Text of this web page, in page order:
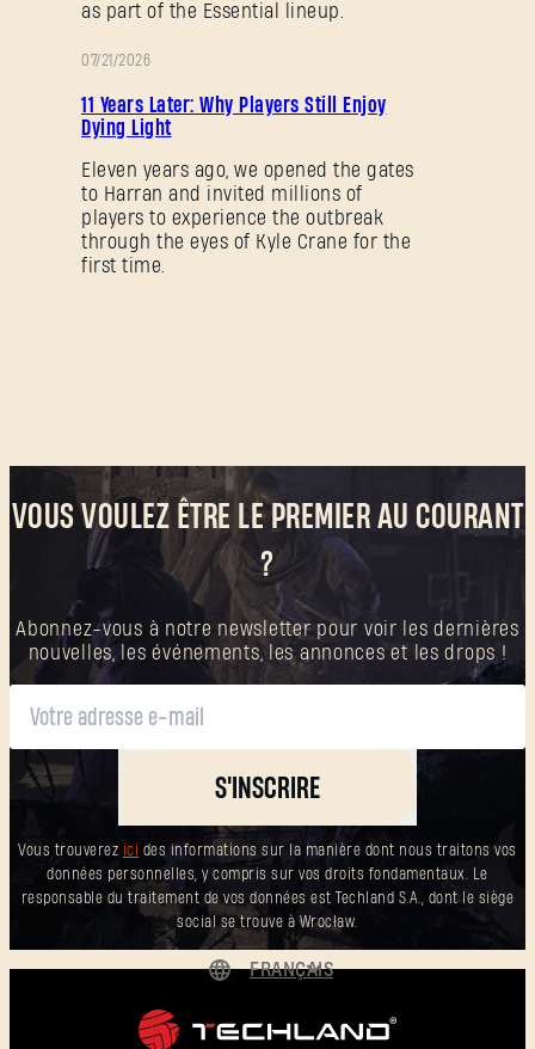
as part of the Essential lineup.
07/21/2026
11 Years Later: Why Players Still Enjoy
Dying Light
Eleven years ago, we opened the gates
to Harran and invited millions of
players to experience the outbreak
through the eyes of Kyle Crane for the
first time.
VOUS VOULEZ ÊTRE LE PREMIER AU COURANT
?
Abonnez-vous à notre newsletter pour voir les dernières
nouvelles, les événements, les annonces et les drops !
S'INSCRIRE
Vous trouverez ici des informations sur la manière dont nous traitons vos
données personnelles, y compris sur vos droits fondamentaux. Le
responsable du traitement de vos données est Techland S.A., dont le siège
social se trouve à Wrocław.
FRANÇAIS